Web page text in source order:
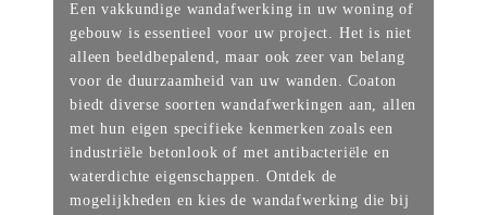
Een vakkundige wandafwerking in uw woning of
gebouw is essentieel voor uw project. Het is niet
alleen beeldbepalend, maar ook zeer van belang
voor de duurzaamheid van uw wanden. Coaton
biedt diverse soorten wandafwerkingen aan, allen
met hun eigen specifieke kenmerken zoals een
industriële betonlook of met antibacteriële en
waterdichte eigenschappen. Ontdek de
mogelijkheden en kies de wandafwerking die bij